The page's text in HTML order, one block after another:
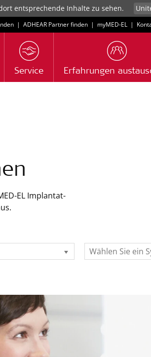
entsprechende Inhalte zu sehen.
| ADHEAR Partner finden | myMED‑EL |
Service Erfahrungen
EL Implantat-
Wählen Sie ein